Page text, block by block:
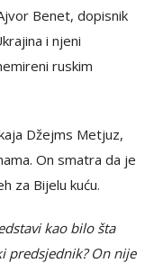
Benet, dopisnik
i njeni
ruskim
Džejms Metjuz,
On smatra da je
za Bijelu kuću.
kao bilo šta
predsjednik? On nije